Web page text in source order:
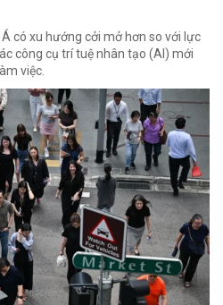
có xu hướng cởi mở hơn so với lực
công cụ trí tuệ nhân tạo (AI) mới
việc.